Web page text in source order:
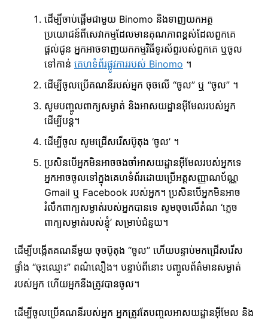
ដើម្បីចាប់ផ្តើមជាមួយ Binomo និងទាញយកអត្ថ
ប្រយោជន៍ពីសេវាកម្មដែលមានគុណភាពខ្ពស់ដែលពួកគេ
ផ្តល់ជូន អ្នកអាចទាញយកកម្មវិធីទូរស័ព្ទរបស់ពួកគេ ឬចូល
ទៅកាន់ គេហទំព័រផ្លូវការរបស់ Binomo ។
ដើម្បីចូលប្រើគណនីរបស់អ្នក ចុចលើ “ចូល” ឬ “ចូល” ។
សូមបញ្ចូលពាក្យសម្ងាត់ និងអាសយដ្ឋានអ៊ីមែលរបស់អ្នក
ដើម្បីបន្ត។
ដើម្បីចូល សូមជ្រើសរើសប៊ូតុង ‘ចូល’ ។
ប្រសិនបើអ្នកមិនអាចចងចាំអាសយដ្ឋានអ៊ីមែលរបស់អ្នកទេ
អ្នកអាចចូលទៅក្នុងគេហទំព័រដោយប្រើអត្តសញ្ញាណប័ណ្ណ
Gmail ឬ Facebook របស់អ្នក។ ប្រសិនបើអ្នកមិនអាច
រំលឹកពាក្យសម្ងាត់របស់អ្នកបានទេ សូមចុចលើតំណ ‘ភ្លេច
ពាក្យសម្ងាត់របស់ខ្ញុំ’ សម្រាប់ជំនួយ។
ដើម្បីបង្កើតគណនីមួយ ចុចប៊ូតុង “ចូល” ហើយបន្ទាប់មកជ្រើសរើស
ផ្ទាំង “ចុះឈ្មោះ” ពណ៌លឿង។ បន្ទាប់ពីនោះ បញ្ចូលព័ត៌មានសម្ងាត់
របស់អ្នក ហើយអ្នកនឹងត្រូវបានចូល។
ដើម្បីចូលប្រើគណនីរបស់អ្នក អ្នកត្រូវតែបញ្ចូលអាសយដ្ឋានអ៊ីមែល និង